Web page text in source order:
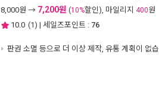
8,000원 → 7,200원 (10%할인), 마일리지 400원
10.0 (1) | 세일즈포인트 : 76
판권 소멸 등으로 더 이상 제작, 유통 계획이 없